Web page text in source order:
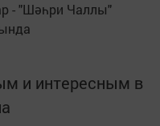
- "Шәһри Чаллы"
и интересным в